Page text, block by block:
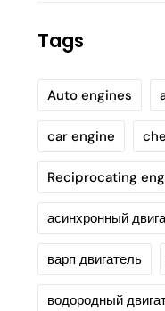
Tags
Auto engines
car engine
Reciprocating
асинхронный
варп двигатель
водородный